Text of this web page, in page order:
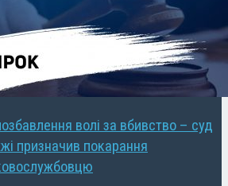
волі за вбивство – суд
призначив покарання